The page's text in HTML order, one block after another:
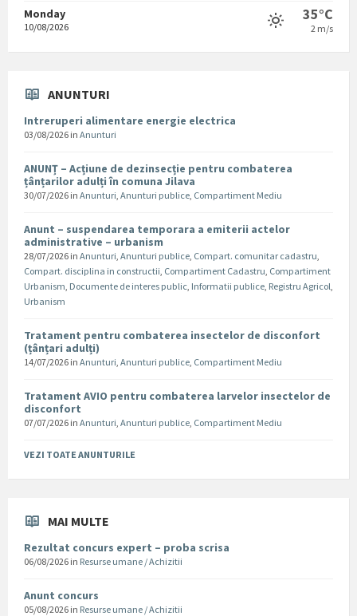
Monday
10/08/2026
35°C
2 m/s
ANUNTURI
Intreruperi alimentare energie electrica
03/08/2026 in Anunturi
ANUNȚ – Acțiune de dezinsecție pentru combaterea
țânțarilor adulți în comuna Jilava
30/07/2026 in Anunturi, Anunturi publice, Compartiment Mediu
Anunt – suspendarea temporara a emiterii actelor
administrative – urbanism
28/07/2026 in Anunturi, Anunturi publice, Compart. comunitar cadastru,
Compart. disciplina in constructii, Compartiment Cadastru, Compartiment
Urbanism, Documente de interes public, Informatii publice, Registru Agricol,
Urbanism
Tratament pentru combaterea insectelor de disconfort
(țânțari adulți)
14/07/2026 in Anunturi, Anunturi publice, Compartiment Mediu
Tratament AVIO pentru combaterea larvelor insectelor de
disconfort
07/07/2026 in Anunturi, Anunturi publice, Compartiment Mediu
VEZI TOATE ANUNTURILE
MAI MULTE
Rezultat concurs expert – proba scrisa
06/08/2026 in Resurse umane / Achizitii
Anunt concurs
05/08/2026 in Resurse umane / Achizitii